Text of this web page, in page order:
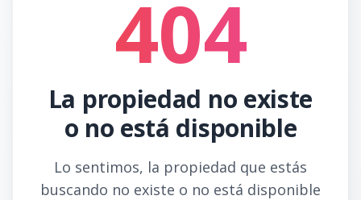
404
La propiedad no existe
o no está disponible
Lo sentimos, la propiedad que estás
buscando no existe o no está disponible